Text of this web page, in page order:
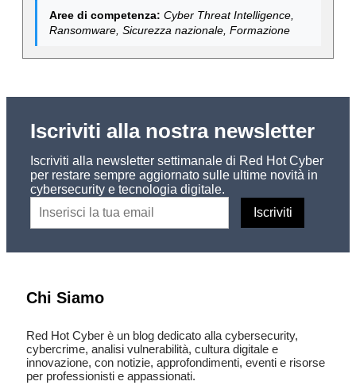
Aree di competenza: Cyber Threat Intelligence,
Ransomware, Sicurezza nazionale, Formazione
Iscriviti alla nostra newsletter
Iscriviti alla newsletter settimanale di Red Hot Cyber
per restare sempre aggiornato sulle ultime novità in
cybersecurity e tecnologia digitale.
Chi Siamo
Red Hot Cyber è un blog dedicato alla cybersecurity,
cybercrime, analisi vulnerabilità, cultura digitale e
innovazione, con notizie, approfondimenti, eventi e risorse
per professionisti e appassionati.